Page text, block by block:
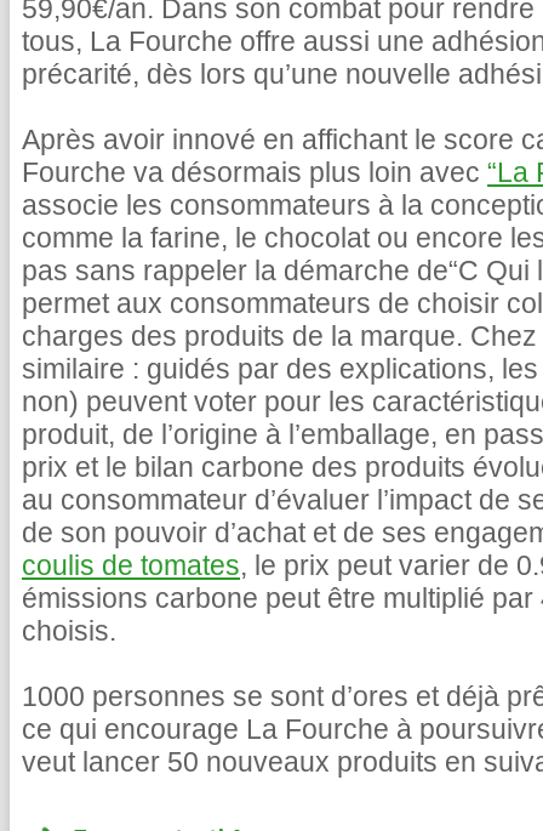
59,90€/an. Dans son combat pour
tous, La Fourche offre aussi une
précarité, dès lors qu’une nouvelle
Après avoir innové en affichant le score
Fourche va désormais plus loin avec “La
associe les consommateurs à la
comme la farine, le chocolat ou encore
pas sans rappeler la démarche de“C Qui
permet aux consommateurs de choisir
charges des produits de la marque.
similaire : guidés par des explications,
non) peuvent voter pour les
produit, de l’origine à l’emballage, en
prix et le bilan carbone des produits
au consommateur d’évaluer l’impact de
de son pouvoir d’achat et de ses
coulis de tomates, le prix peut varier de
émissions carbone peut être multiplié
choisis.
1000 personnes se sont d’ores et déjà
ce qui encourage La Fourche à
veut lancer 50 nouveaux produits en